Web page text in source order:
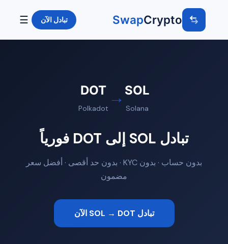
Crypto
Swap تبادل الآن ☰
SOL
Solana
→
DOT
Polkadot
تبادل SOL إلى DOT فورياً
بدون حساب · بدون KYC · بدون حد أقصى · أفضل سعر
مضمون
تبادل SOL → DOT الآن